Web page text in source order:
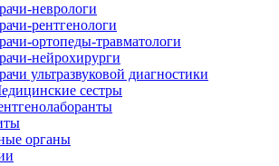
неврологи
рентгенологи
ортопеды-травматологи
нейрохирурги
ультразвуковой диагностики
сестры
органы